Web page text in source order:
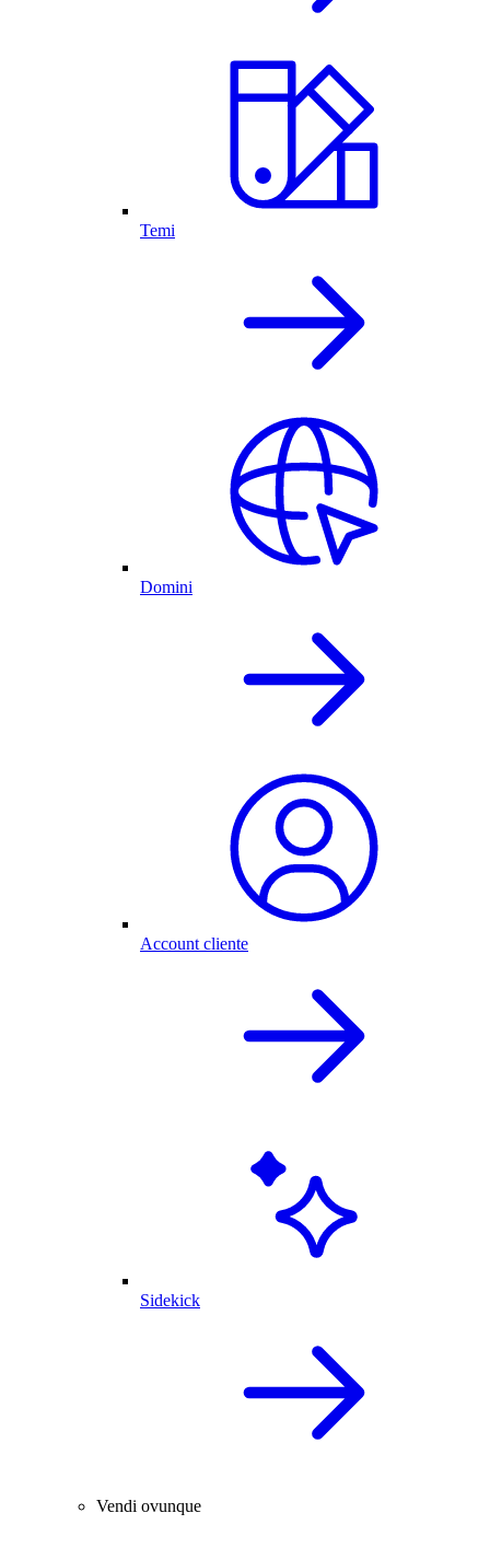
Temi
Domini
Account cliente
Sidekick
Vendi ovunque